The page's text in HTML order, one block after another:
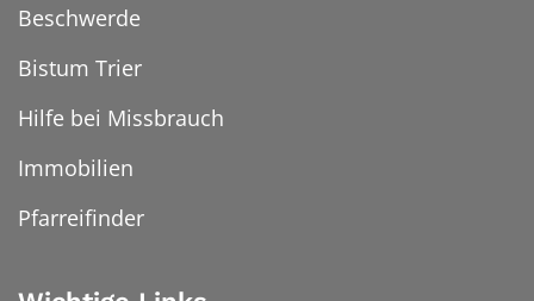
Beschwerde
Bistum Trier
Hilfe bei Missbrauch
Immobilien
Pfarreifinder